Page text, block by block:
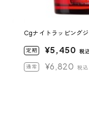
Cgナイトラッピング
定期 ¥5,450 税
通常 ¥6,820 税込